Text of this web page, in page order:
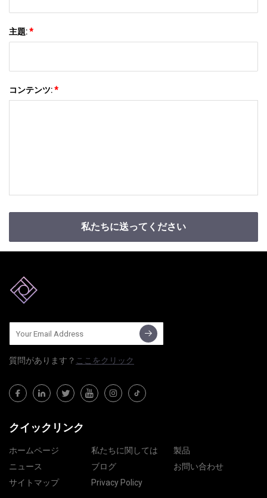
主題:*
コンテンツ:*
私たちに送ってください
質問​​があります？ ここをクリック
クイックリンク
ホームページ 私たちに関しては
製品
ニュース
ブログ
お問い合わせ
サイトマップ
Privacy Policy